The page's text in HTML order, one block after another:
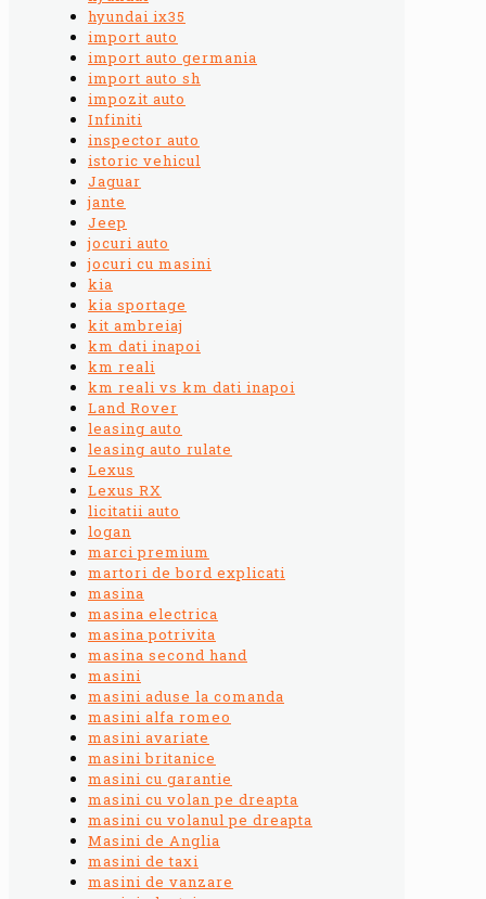
hyundai ix35
import auto
import auto germania
import auto sh
impozit auto
Infiniti
inspector auto
istoric vehicul
Jaguar
jante
Jeep
jocuri auto
jocuri cu masini
kia
kia sportage
kit ambreiaj
km dati inapoi
km reali
km reali vs km dati inapoi
Land Rover
leasing auto
leasing auto rulate
Lexus
Lexus RX
licitatii auto
logan
marci premium
martori de bord explicati
masina
masina electrica
masina potrivita
masina second hand
masini
masini aduse la comanda
masini alfa romeo
masini avariate
masini britanice
masini cu garantie
masini cu volan pe dreapta
masini cu volanul pe dreapta
Masini de Anglia
masini de taxi
masini de vanzare